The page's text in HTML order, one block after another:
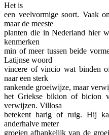
Het is
een veelvormige soort. Vaak
maar de meeste
planten die in Nederland hier
kenmerken
min of meer tussen beide
Latijnse woord
vincere of vincio wat binden
naar een sterk
rankende groeiwijze, maar
het Griekse bikion of bicion
verwijzen. Villosa
betekent harig of ruig. Hij
anderhalve meter
groeien afhankelijk van de